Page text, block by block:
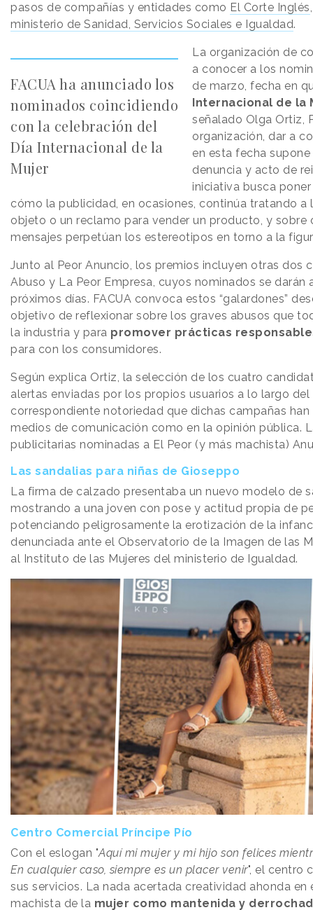
pasos de compañías y entidades como El Corte Inglés
ministerio de Sanidad, Servicios Sociales e Igualdad.
FACUA ha anunciado los
nominados coincidiendo
con la celebración del
Día Internacional de la
Mujer
La organización de
a conocer a los
de marzo, fecha en
Internacional de la
señalado Olga Ortiz,
organización, dar a
en esta fecha
denuncia y acto de
iniciativa busca
cómo la publicidad, en ocasiones, continúa tratando a
objeto o un reclamo para vender un producto, y sobre
mensajes perpetúan los estereotipos en torno a la
Junto al Peor Anuncio, los premios incluyen otras dos
Abuso y La Peor Empresa, cuyos nominados se darán
próximos días. FACUA convoca estos “galardones”
objetivo de reflexionar sobre los graves abusos que
la industria y para promover prácticas
para con los consumidores.
Según explica Ortiz, la selección de los cuatro
alertas enviadas por los propios usuarios a lo largo del
correspondiente notoriedad que dichas campañas
medios de comunicación como en la opinión pública.
publicitarias nominadas a El Peor (y más machista)
Las sandalias para niñas de Gioseppo
La firma de calzado presentaba un nuevo modelo de
mostrando a una joven con pose y actitud propia de
potenciando peligrosamente la erotización de la
denunciada ante el Observatorio de la Imagen de las
al Instituto de las Mujeres del ministerio de Igualdad.
Centro Comercial Príncipe Pío
Con el eslogan "Aquí mi mujer y mi hijo son felices
En cualquier caso, siempre es un placer venir", el centro
sus servicios. La nada acertada creatividad ahonda en
machista de la mujer como mantenida y